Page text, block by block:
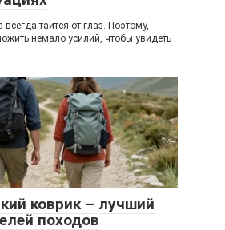
таится от глаз. Поэтому,
немало усилий, чтобы увидеть
коврик – лучший
походов